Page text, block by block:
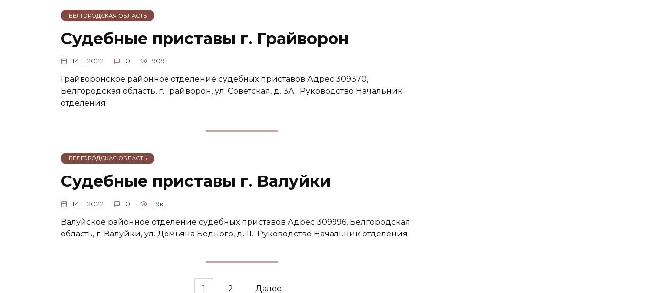
БЕЛГОРОДСКАЯ ОБЛАСТЬ
Судебные приставы г. Грайворон
14.11.2022 0 909
Грайворонское районное отделение судебных приставов Адрес 309370,
Белгородская область, г. Грайворон, ул. Советская, д. 3А. Руководство Начальник
отделения
БЕЛГОРОДСКАЯ ОБЛАСТЬ
Судебные приставы г. Валуйки
14.11.2022 0 1.9к.
Валуйское районное отделение судебных приставов Адрес 309996, Белгородская
область, г. Валуйки, ул. Демьяна Бедного, д. 11. Руководство Начальник отделения
1 2 Далее